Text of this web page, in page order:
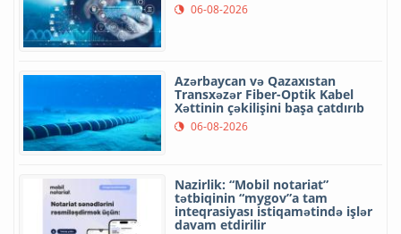
06-08-2026
Azərbaycan və Qazaxıstan
Transxəzər Fiber-Optik Kabel
Xəttinin çəkilişini başa çatdırıb
06-08-2026
Nazirlik: “Mobil notariat”
tətbiqinin “mygov”a tam
inteqrasiyası istiqamətində işlər
davam etdirilir